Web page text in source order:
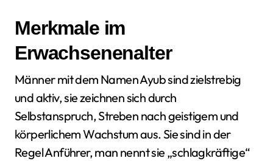
Merkmale im
Erwachsenenalter
Männer mit dem Namen Ayub sind zielstrebig
und aktiv, sie zeichnen sich durch
Selbstanspruch, Streben nach geistigem und
körperlichem Wachstum aus. Sie sind in der
Regel Anführer, man nennt sie „schlagkräftige“